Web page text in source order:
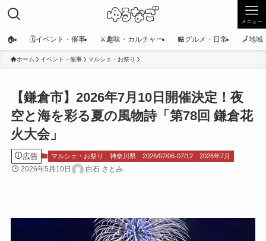
メニュー
🏠 🗓️イベント・催事 ⚔️趣味・カルチャー 🏪グルメ・日常 🗾地域
ホーム イベント・催事 マルシェ・お祭り
【鎌倉市】2026年7月10日開催決定！夜
空と海を彩る夏の風物詩「第78回 鎌倉花
火大会」
広告 マルシェ・お祭り 神奈川県 2026/07/06-07/12 2026年7月
2026年5月10日 白石 さとみ